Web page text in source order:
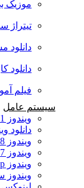
موزیک
تیتراژ
دانلود
دانلود
فیلم
سیستم عامل
ویندوز 11
دانلود
ویندوز 8 و 8.1
ویندوز 7
ویندوز xp
ویندوز